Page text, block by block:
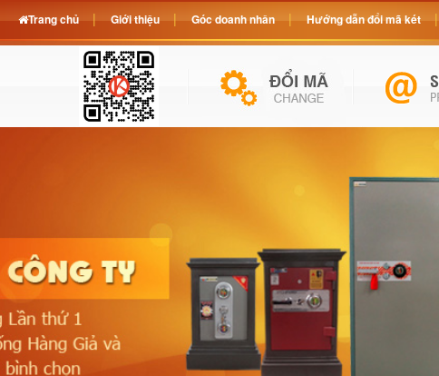
Trang chủ Giới thiệu Góc doanh nhân Hướng dẫn đổi mã két